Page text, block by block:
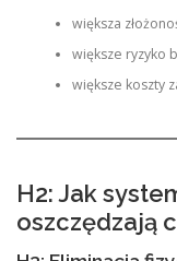
większa
większe ryzyko
większe koszty
H2: Jak
oszczędzają